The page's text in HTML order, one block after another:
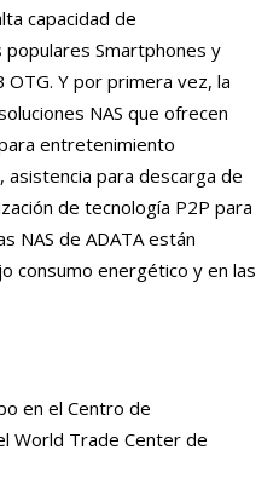
capacidad de
populares Smartphones y
OTG. Y por primera vez, la
NAS que ofrecen
entretenimiento
para descarga de
de tecnología P2P para
NAS de ADATA están
consumo energético y en las
en el Centro de
World Trade Center de